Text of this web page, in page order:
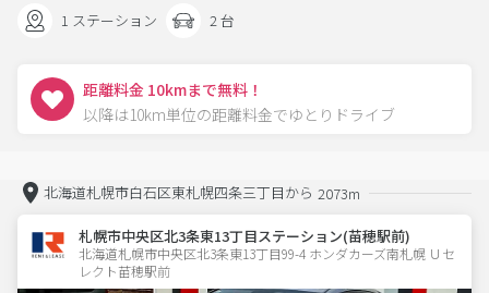
1 ステーション 2 台
距離料金 10kmまで無料！
以降は10km単位の距離料金でゆとりドライブ
北海道札幌市白石区東札幌四条三丁目から 2073m
札幌市中央区北3条東13丁目ステーション(苗穂駅前)
北海道札幌市中央区北3条東13丁目99-4 ホンダカーズ南札幌 Ｕセ
レクト苗穂駅前